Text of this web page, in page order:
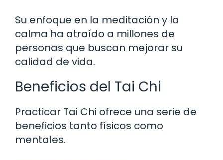
Su enfoque en la meditación y la
calma ha atraído a millones de
personas que buscan mejorar su
calidad de vida.
Beneficios del Tai Chi
Practicar Tai Chi ofrece una serie de
beneficios tanto físicos como
mentales.